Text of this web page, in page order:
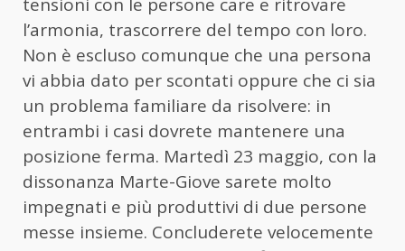
l’armonia, trascorrere del tempo con loro.
Non è escluso comunque che una persona
vi abbia dato per scontati oppure che ci sia
un problema familiare da risolvere: in
entrambi i casi dovrete mantenere una
posizione ferma. Martedì 23 maggio, con la
dissonanza Marte-Giove sarete molto
impegnati e più produttivi di due persone
messe insieme. Concluderete velocemente